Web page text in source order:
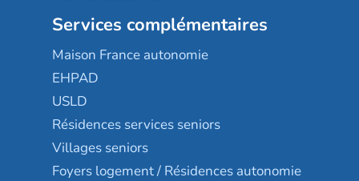
Services complémentaires
Maison France autonomie
EHPAD
USLD
Résidences services seniors
Villages seniors
Foyers logement / Résidences autonomie